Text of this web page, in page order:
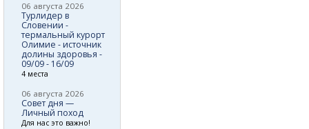
06 августа 2026
Турлидер в
Словении -
термальный курорт
Олимие - источник
долины здоровья -
09/09 - 16/09
4 места
06 августа 2026
Совет дня —
Личный поход
Для нас это важно!